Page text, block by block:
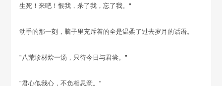
生死！来吧！恨我，杀了我，忘了我。"
动手的那一刻，脑子里充斥着的全是温柔了过去岁月的话语。
"八荒珍材烩一汤，只待今日与君尝。"
"君心似我心，不负相思意。"